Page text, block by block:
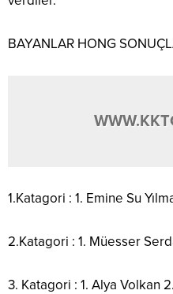
BAYANLAR HONG
1.Katagori : 1. Emine Su
2.Katagori : 1. Müesser
3. Katagori : 1. Alya Volkan